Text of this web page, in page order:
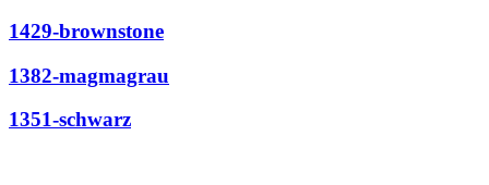
1429-brownstone
1382-magmagrau
1351-schwarz